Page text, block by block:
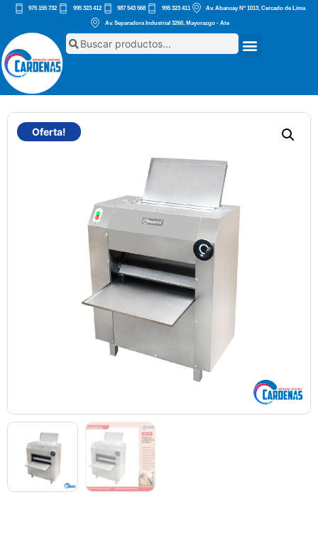
975 155 732 995 323 412 987 543 568 995 323 411 Av. Abancay Nº 1013, Cercado de Lima
Av. Separadora Industrial 3260, Mayorazgo - Ate
Oferta!